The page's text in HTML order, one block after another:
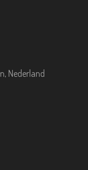
Nederland